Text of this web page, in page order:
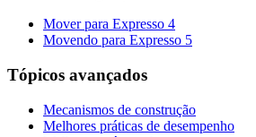
Mover para Expresso 4
Movendo para Expresso 5
Tópicos avançados
Mecanismos de construção
Melhores práticas de desempenho